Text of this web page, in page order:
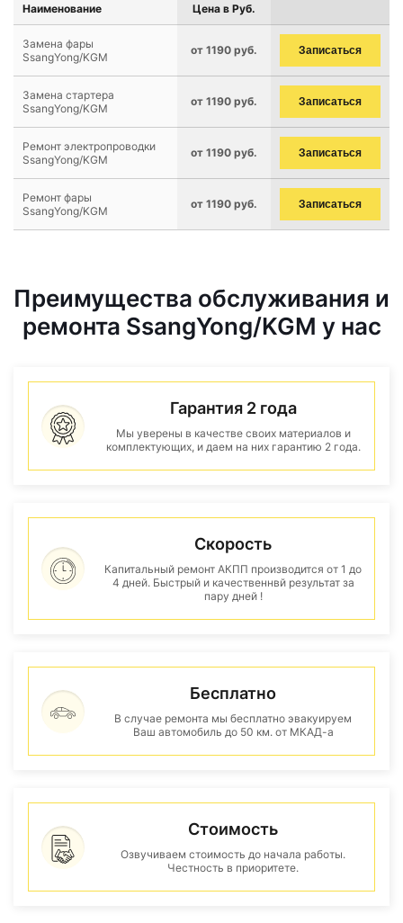
Наименование Цена в Руб.
Замена фары
SsangYong/KGM
от 1190 руб. Записаться
Замена стартера
SsangYong/KGM
от 1190 руб. Записаться
Ремонт электропроводки
SsangYong/KGM
от 1190 руб. Записаться
Ремонт фары
SsangYong/KGM
от 1190 руб. Записаться
Преимущества обслуживания и
ремонта SsangYong/KGM у нас
Гарантия 2 года
Мы уверены в качестве своих материалов и
комплектующих, и даем на них гарантию 2 года.
Скорость
Капитальный ремонт АКПП производится от 1 до
4 дней. Быстрый и качественнвй результат за
пару дней !
Бесплатно
В случае ремонта мы бесплатно эвакуируем
Ваш автомобиль до 50 км. от МКАД-а
Стоимость
Озвучиваем стоимость до начала работы.
Честность в приоритете.